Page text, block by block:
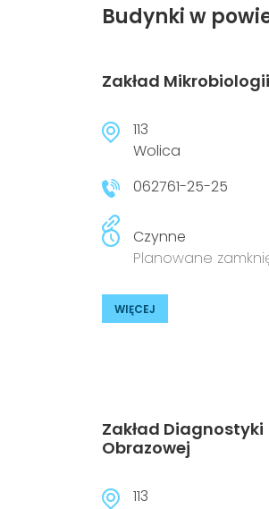
Budynki w
Zakład Mikrobiologii
113
Wolica
062761-25-25
Czynne
Planowane
WIĘCEJ
Zakład Diagnostyki
Obrazowej
113